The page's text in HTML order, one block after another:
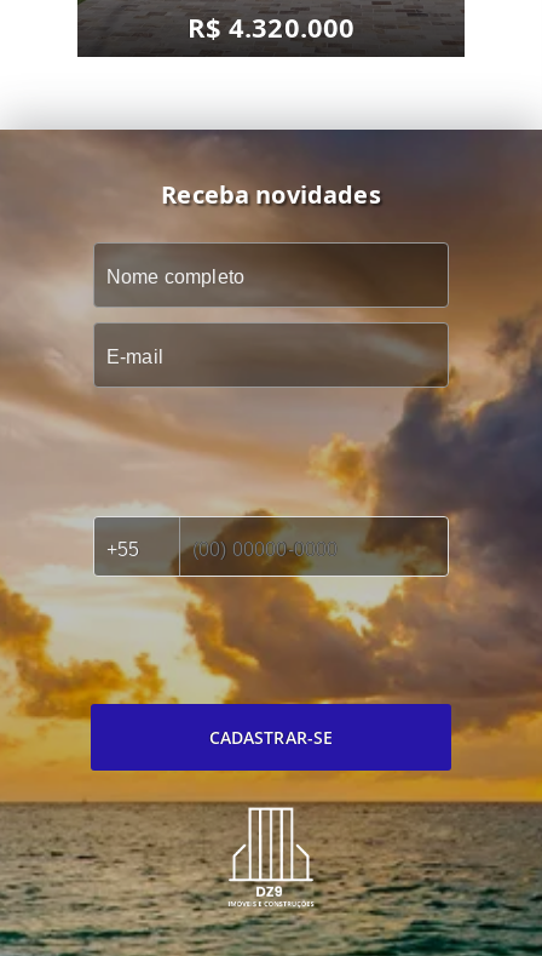
R$ 4.320.000
Receba novidades
CADASTRAR-SE